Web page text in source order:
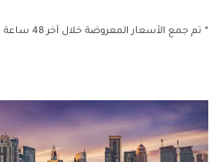
* تم جمع الأسعار المعروضة خلال آخر 48 ساعة وقد لا تكون متاحة وقت الحجز.